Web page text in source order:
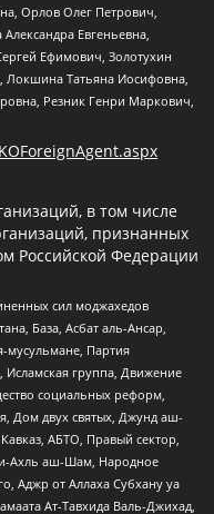
Орлов Олег Петрович,
Евгеньевна,
Ефимович, Золотухин
Локшина Татьяна Иосифовна,
Резник Генри Маркович,
в том числе
признанных
Российской Федерации
сил моджахедов
База, Асбат аль-Ансар,
мусульмане, Партия
группа, Движение
социальных реформ,
Дом двух святых, Джунд аш-
АБТО, Правый сектор,
Ахль аш-Шам, Народное
Аджр от Аллаха Субхану уа
Ат-Тавхида Валь-Джихад,